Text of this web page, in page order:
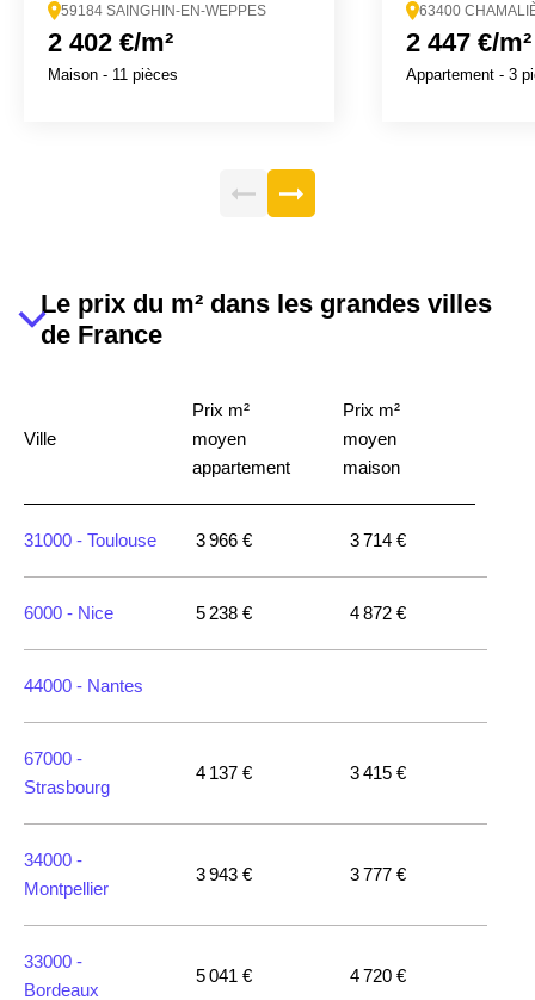
59184 SAINGHIN-EN-WEPPES
2 402 €/m²
Maison - 11 pièces
63400
2 447 €/m²
Appartement - 3
Le prix du m² dans les grandes villes
de France
Ville
Prix m²
moyen
appartement
Prix m²
moyen
maison
31000 - Toulouse 3 966 € 3 714 €
6000 - Nice 5 238 € 4 872 €
44000 - Nantes
67000 -
Strasbourg
4 137 € 3 415 €
34000 -
Montpellier
3 943 € 3 777 €
33000 -
Bordeaux
5 041 € 4 720 €